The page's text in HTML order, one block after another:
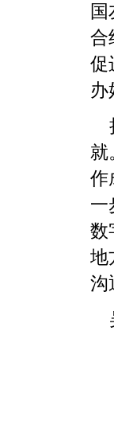
合
促
办
就
作
一
数
地
沟